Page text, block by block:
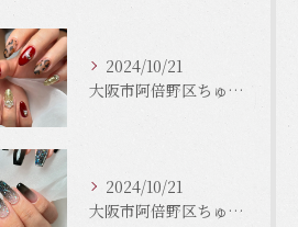
2024/10/21
大阪市阿倍野区ちゅるんネイルはLinonail
2024/10/21
大阪市阿倍野区ちゅるんネイルはLinonail